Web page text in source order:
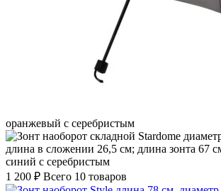
оранжевый с серебристым
синий с серебристым
1 200 ₽ Всего 10 товаров